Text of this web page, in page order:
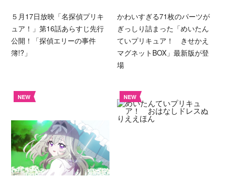
５月17日放映「名探偵プリキ
ュア！」第16話あらすじ先行
公開！「探偵エリーの事件
簿!?」
かわいすぎる71枚のパーツが
ぎっしり詰まった「めいたん
ていプリキュア！ きせかえ
マグネットBOX」最新版が登
場
NEW NEW